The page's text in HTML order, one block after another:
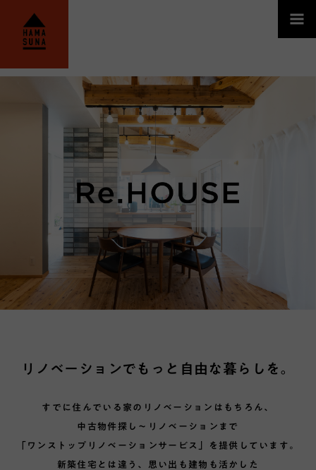
リノベーションでもっと自由な暮らしを。
すでに住んでいる家のリノベーションはもちろん、
中古物件探し〜リノベーションまで
「ワンストップリノベーションサービス」を提供しています。
新築住宅とは違う、思い出も建物も活かした